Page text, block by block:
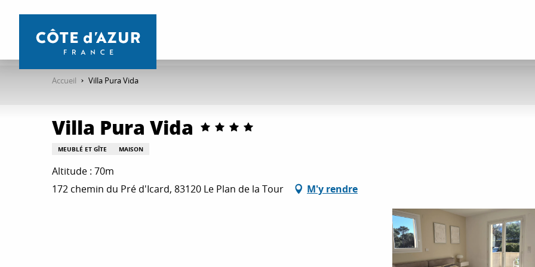
contenu
Accueil Villa Pura Vida
Villa Pura Vida
MEUBLÉ ET GÎTE MAISON
Altitude : 70m
172 chemin du Pré d'Icard, 83120 Le Plan de la Tour
M'y rendre